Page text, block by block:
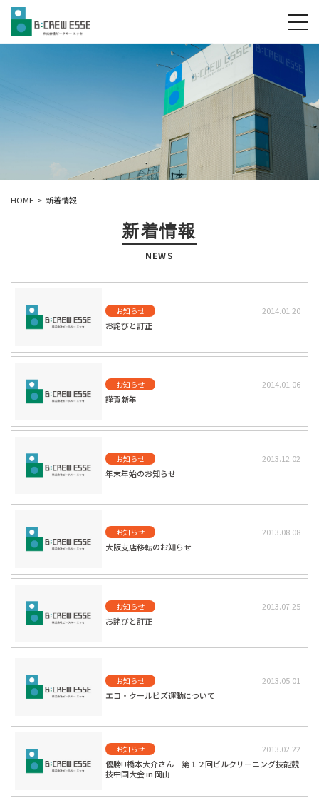
HOME 新着情報
新着情報
NEWS
お知らせ
お詫びと訂正
2014.01.20
お知らせ
謹賀新年
2014.01.06
お知らせ
年末年始のお知らせ
2013.12.02
お知らせ
大阪支店移転のお知らせ
2013.08.08
お知らせ
お詫びと訂正
2013.07.25
お知らせ
エコ・クールビズ運動について
2013.05.01
お知らせ
優勝! !橋本大介さん 第１２回ビルクリーニング技能競
技中国大会 in 岡山
2013.02.22